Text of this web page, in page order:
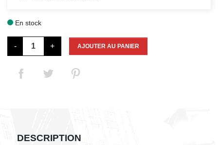
En stock
- + AJOUTER AU PANIER
DESCRIPTION